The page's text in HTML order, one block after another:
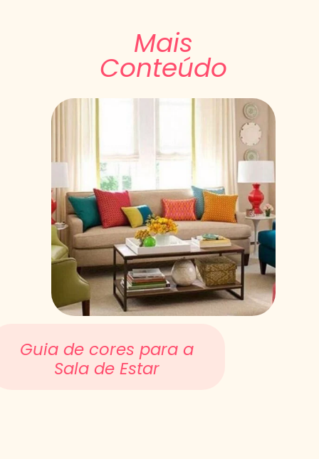
Mais
Conteúdo
Guia de cores para a
Sala de Estar